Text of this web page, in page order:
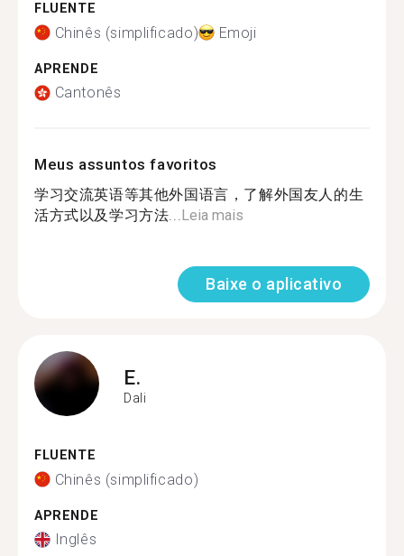
FLUENTE
Chinês (simplificado) Emoji
APRENDE
Cantonês
Meus assuntos favoritos
学习交流英语等其他外国语言，了解外国友人的生
活方式以及学习方法...Leia mais
Baixe o aplicativo
E.
Dali
FLUENTE
Chinês (simplificado)
APRENDE
Inglês